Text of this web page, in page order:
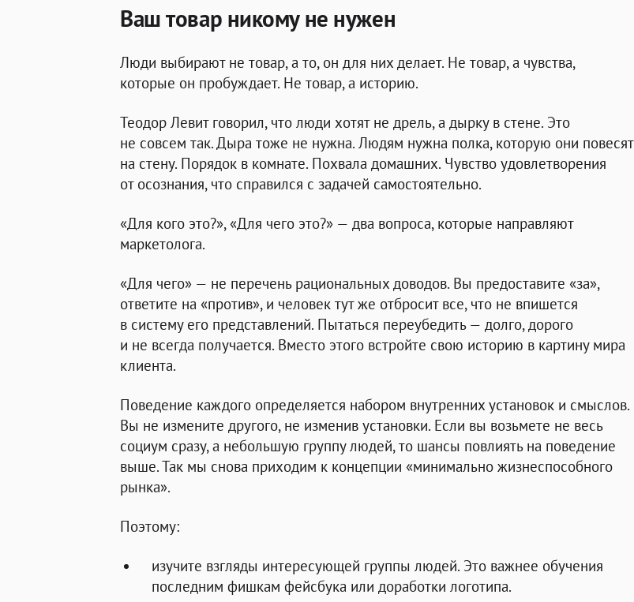
Ваш товар никому не нужен
Люди выбирают не товар, а то, он для них делает. Не товар, а чувства,
которые он пробуждает. Не товар, а историю.
Теодор Левит говорил, что люди хотят не дрель, а дырку в стене. Это
не совсем так. Дыра тоже не нужна. Людям нужна полка, которую они повесят
на стену. Порядок в комнате. Похвала домашних. Чувство удовлетворения
от осознания, что справился с задачей самостоятельно.
«Для кого это?», «Для чего это?» — два вопроса, которые направляют
маркетолога.
«Для чего» — не перечень рациональных доводов. Вы предоставите «за»,
ответите на «против», и человек тут же отбросит все, что не впишется
в систему его представлений. Пытаться переубедить — долго, дорого
и не всегда получается. Вместо этого встройте свою историю в картину мира
клиента.
Поведение каждого определяется набором внутренних установок и смыслов.
Вы не измените другого, не изменив установки. Если вы возьмете не весь
социум сразу, а небольшую группу людей, то шансы повлиять на поведение
выше. Так мы снова приходим к концепции «минимально жизнеспособного
рынка».
Поэтому:
изучите взгляды интересующей группы людей. Это важнее обучения
последним фишкам фейсбука или доработки логотипа.